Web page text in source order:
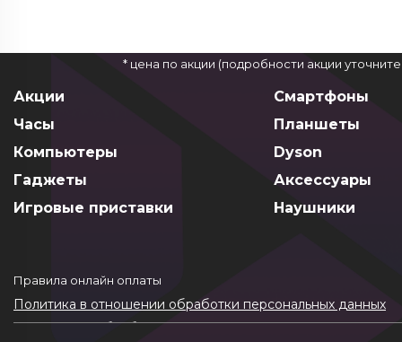
* цена по акции (подробности акции
Акции
Смартфоны
Часы
Планшеты
Компьютеры
Dyson
Гаджеты
Аксессуары
Игровые приставки
Наушники
Правила онлайн оплаты
Политика в отношении обработки персональных данных
Согласие на обработку ПДн